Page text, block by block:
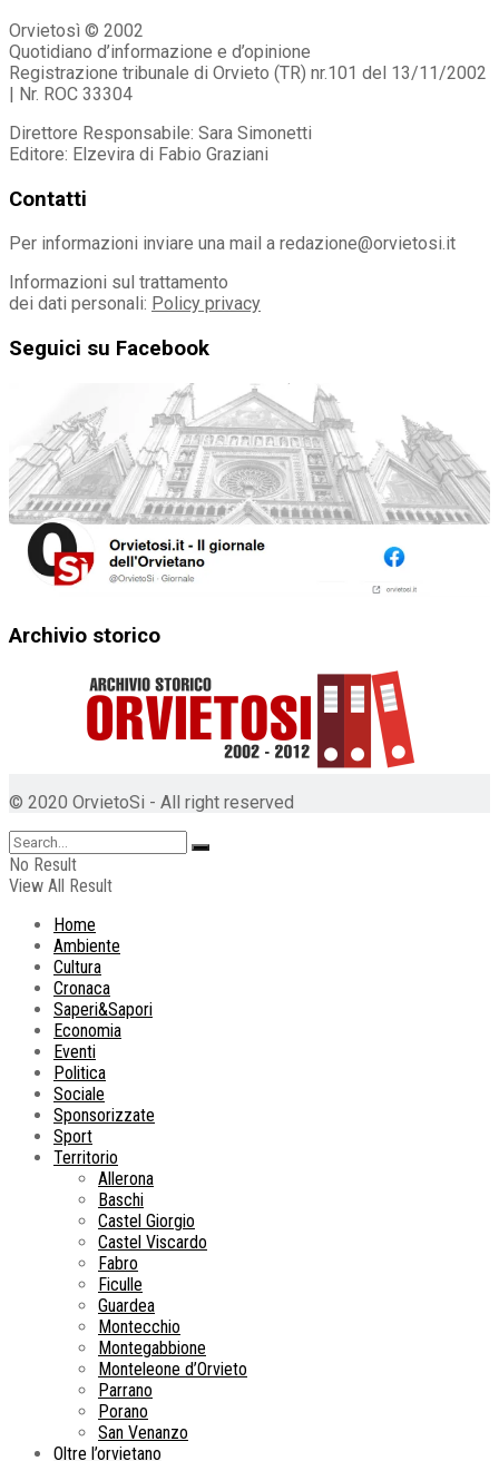
Orvietosì © 2002
Quotidiano d’informazione e d’opinione
Registrazione tribunale di Orvieto (TR) nr.101 del 13/11/2002
| Nr. ROC 33304
Direttore Responsabile: Sara Simonetti
Editore: Elzevira di Fabio Graziani
Contatti
Per informazioni inviare una mail a redazione@orvietosi.it
Informazioni sul trattamento
dei dati personali: Policy privacy
Seguici su Facebook
Archivio storico
© 2020 OrvietoSi - All right reserved
No Result
View All Result
Home
Ambiente
Cultura
Cronaca
Saperi&Sapori
Economia
Eventi
Politica
Sociale
Sponsorizzate
Sport
Territorio
Allerona
Baschi
Castel Giorgio
Castel Viscardo
Fabro
Ficulle
Guardea
Montecchio
Montegabbione
Monteleone d’Orvieto
Parrano
Porano
San Venanzo
Oltre l’orvietano